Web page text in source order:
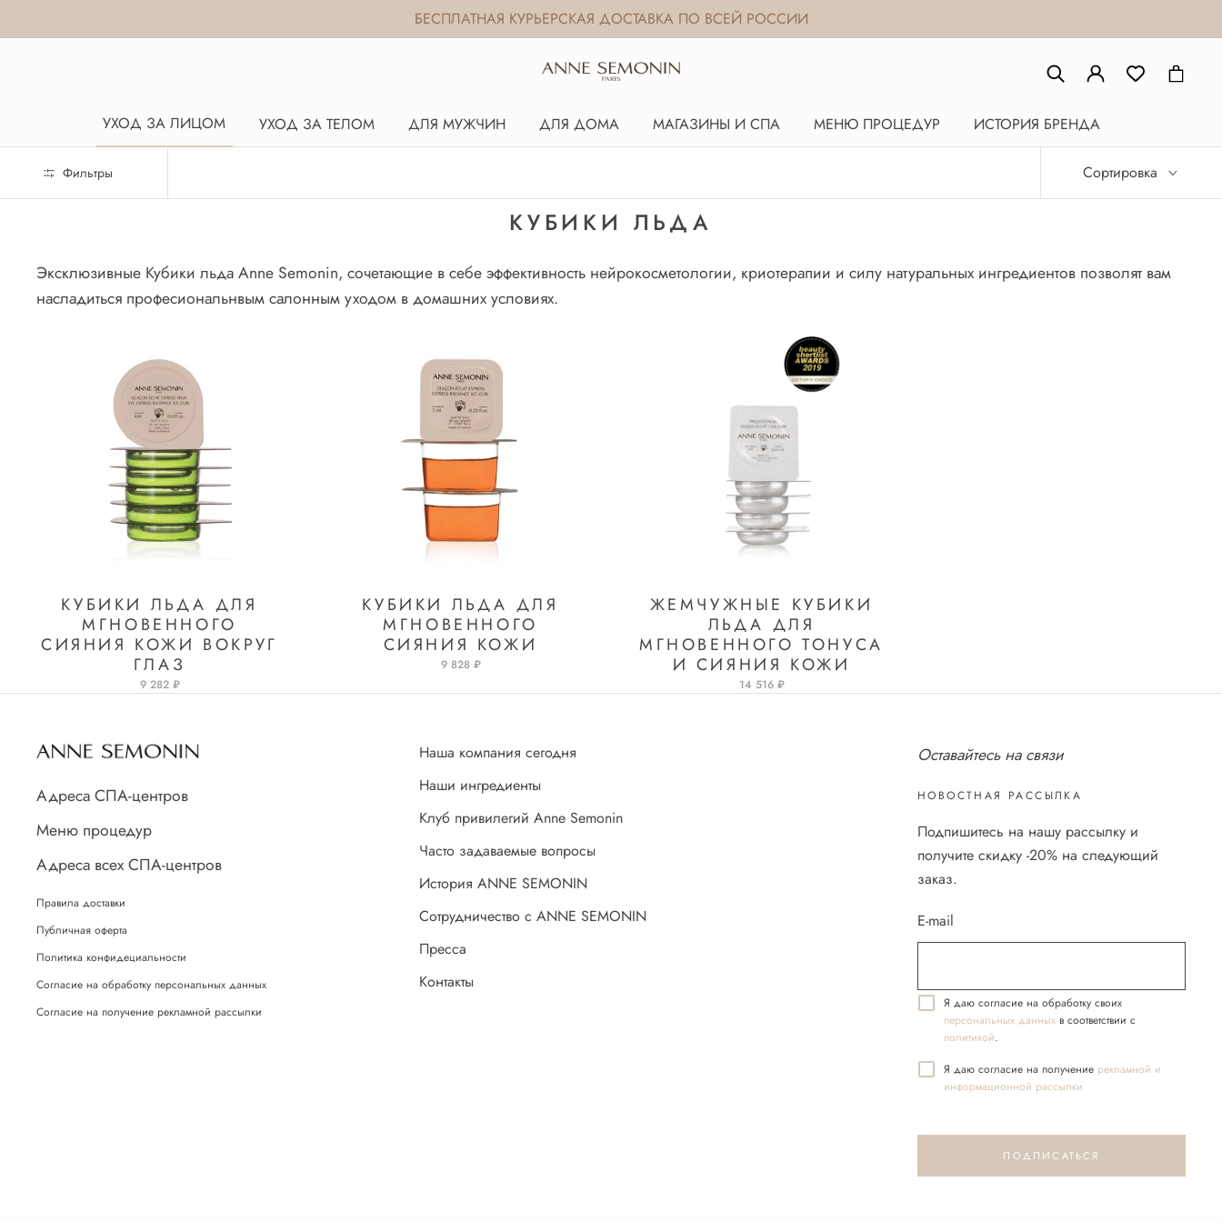
БЕСПЛАТНАЯ КУРЬЕРСКАЯ ДОСТАВКА ПО ВСЕЙ РОССИИ
УХОД ЗА ЛИЦОМ УХОД ЗА ТЕЛОМ ДЛЯ МУЖЧИН ДЛЯ ДОМА МАГАЗИНЫ И СПА МЕНЮ ПРОЦЕДУР ИСТОРИЯ БРЕНДА
Фильтры Сортировка
КУБИКИ ЛЬДА
Эксклюзивные Кубики льда Anne Semonin, сочетающие в себе эффективность нейрокосметологии, криотерапии и силу натуральных ингредиентов позволят вам
насладиться професиональнвым салонным уходом в домашних условиях.
КУБИКИ ЛЬДА ДЛЯ
МГНОВЕННОГО
СИЯНИЯ КОЖИ ВОКРУГ
ГЛАЗ
9 282 ₽
КУБИКИ ЛЬДА ДЛЯ
МГНОВЕННОГО
СИЯНИЯ КОЖИ
9 828 ₽
ЖЕМЧУЖНЫЕ КУБИКИ
ЛЬДА ДЛЯ
МГНОВЕННОГО ТОНУСА
И СИЯНИЯ КОЖИ
14 516 ₽
Адреса СПА-центров
Меню процедур
Адреса всех СПА-центров
Правила доставки
Публичная оферта
Политика конфидециальности
Согласие на обработку персональных данных
Согласие на получение рекламной рассылки
Наша компания сегодня
Наши ингредиенты
Клуб привилегий Anne Semonin
Часто задаваемые вопросы
История ANNE SEMONIN
Сотрудничество с ANNE SEMONIN
Пресса
Контакты
Оставайтесь на связи
НОВОСТНАЯ РАССЫЛКА
Подпишитесь на нашу рассылку и
получите скидку -20% на следующий
заказ.
E-mail
Я даю согласие на обработку своих
персональных данных в соответствии с
политикой.
Я даю согласие на получение реĸламной и
информационной рассылĸи
ПОДПИСАТЬСЯ